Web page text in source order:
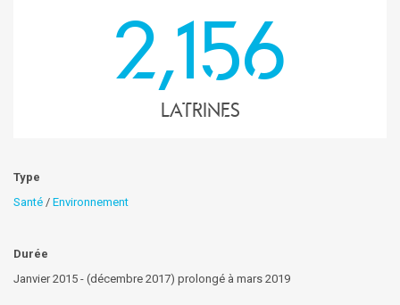
2,156
latrines
Type
Santé / Environnement
Durée
Janvier 2015 - (décembre 2017) prolongé à mars 2019